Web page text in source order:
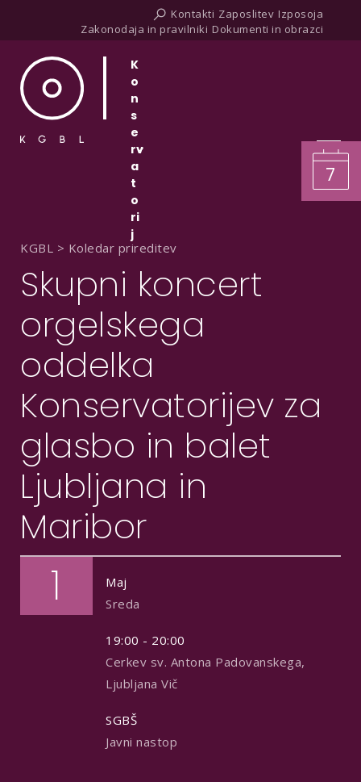
Kontakti Zaposlitev Izposoja
Zakonodaja in pravilniki Dokumenti in obrazci
K
o
n
s
e
rv
a
t
o
ri
j
7
KGBL > Koledar prireditev
Skupni koncert
orgelskega
oddelka
Konservatorijev za
glasbo in balet
Ljubljana in
Maribor
1
Maj
Sreda
19:00 - 20:00
Cerkev sv. Antona Padovanskega,
Ljubljana Vič
SGBŠ
Javni nastop